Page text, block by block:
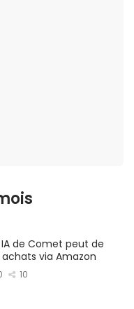
IA de Comet peut de
via Amazon
10